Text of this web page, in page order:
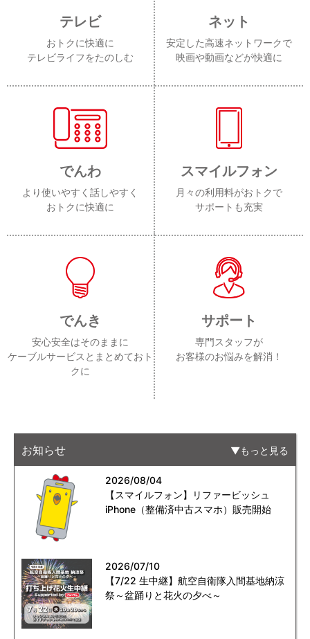
テレビ
おトクに快適に
テレビライフをたのしむ
ネット
安定した高速ネットワークで
映画や動画などが快適に
でんわ
より使いやすく話しやすく
おトクに快適に
スマイルフォン
月々の利用料がおトクで
サポートも充実
でんき
安心安全はそのままに
ケーブルサービスとまとめておト
クに
サポート
専門スタッフが
お客様のお悩みを解消！
お知らせ もっと見る
2026/08/04
【スマイルフォン】リファービッシュ
iPhone（整備済中古スマホ）販売開始
2026/07/10
【7/22 生中継】航空自衛隊入間基地納涼
祭～盆踊りと花火の夕べ～